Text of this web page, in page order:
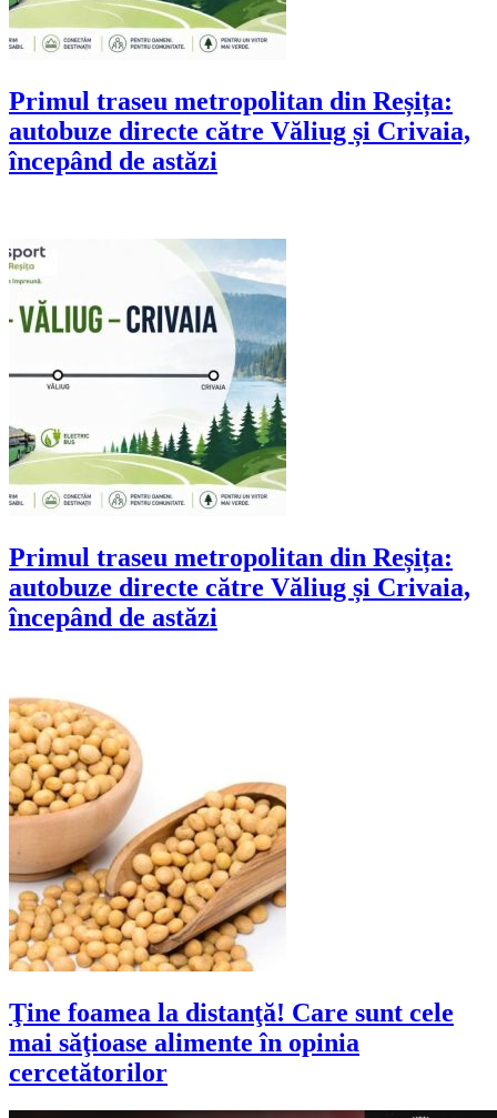
Primul traseu metropolitan din Reșița:
autobuze directe către Văliug și Crivaia,
începând de astăzi
Primul traseu metropolitan din Reșița:
autobuze directe către Văliug și Crivaia,
începând de astăzi
Ţine foamea la distanţă! Care sunt cele
mai săţioase alimente în opinia
cercetătorilor